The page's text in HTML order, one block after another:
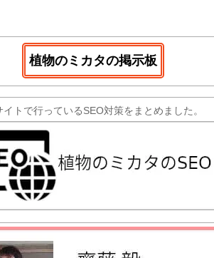
植物のミカタの掲示板
イトで行っているSEO対策をまとめました。